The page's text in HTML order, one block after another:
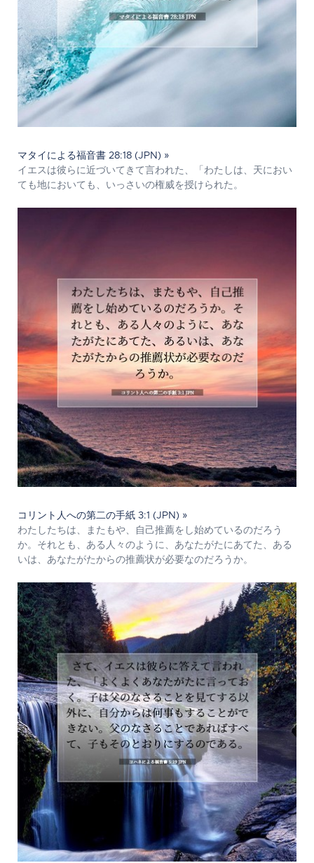
マタイによる福音書 28:18 (JPN) »
イエスは彼らに近づいてきて言われた、「わたしは、天におい
ても地においても、いっさいの権威を授けられた。
コリント人への第二の手紙 3:1 (JPN) »
わたしたちは、またもや、自己推薦をし始めているのだろう
か。それとも、ある人々のように、あなたがたにあてた、ある
いは、あなたがたからの推薦状が必要なのだろうか。